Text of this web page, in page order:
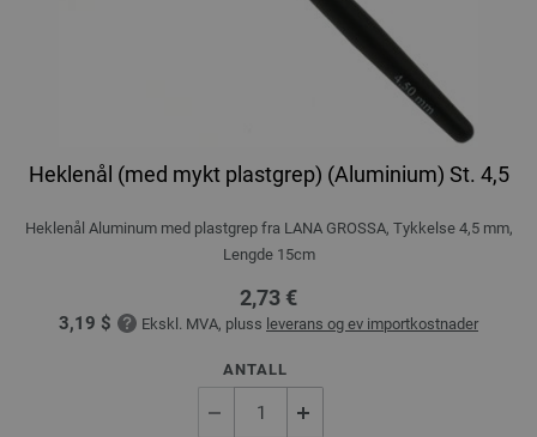
Heklenål (med mykt plastgrep) (Aluminium) St. 4,5
Heklenål Aluminum med plastgrep fra LANA GROSSA, Tykkelse 4,5 mm,
Lengde 15cm
2,73 €
3,19 $ Ekskl. MVA, pluss leverans og ev importkostnader
ANTALL